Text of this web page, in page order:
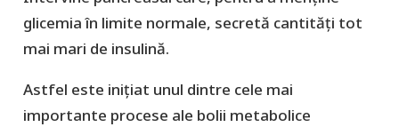
glicemia în limite normale, secretă cantități tot
mai mari de insulină.
Astfel este iniţiat unul dintre cele mai
importante procese ale bolii metabolice